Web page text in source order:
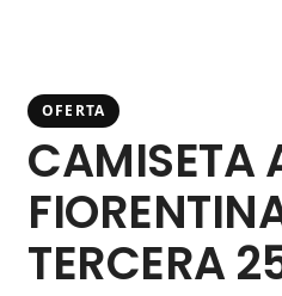
OFERTA
CAMISETA
TERCERA